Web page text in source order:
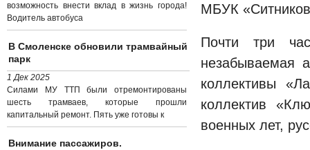
МБУК
Почти три
незабываемая
коллективы
коллектив
военных лет,
возможность внести вклад в жизнь города!
Водитель автобуса
В Смоленске обновили трамвайный
парк
1 Дек 2025
Силами МУ ТТП были отремонтированы
шесть трамваев, которые прошли
капитальный ремонт. Пять уже готовы к
Внимание пассажиров.